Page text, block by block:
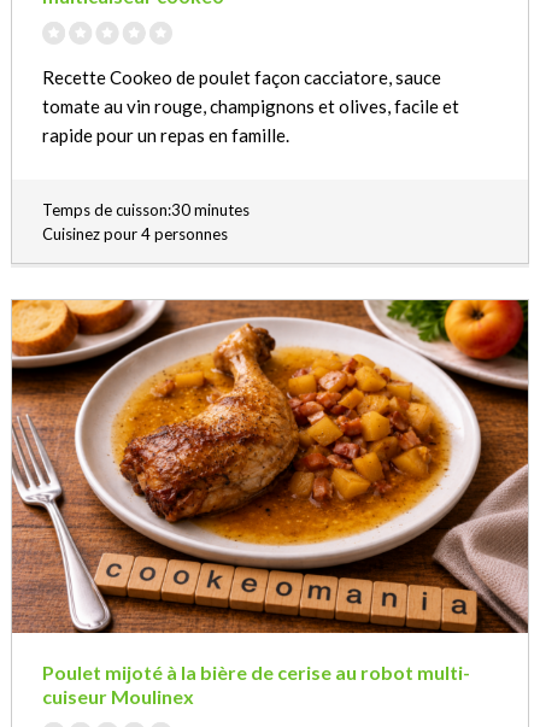
Recette Cookeo de poulet façon cacciatore, sauce
tomate au vin rouge, champignons et olives, facile et
rapide pour un repas en famille.
Temps de cuisson:30 minutes
Cuisinez pour 4 personnes
Poulet mijoté à la bière de cerise au robot multi-
cuiseur Moulinex